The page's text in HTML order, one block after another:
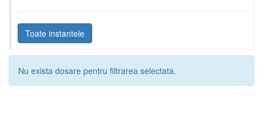
Toate instantele
Nu exista dosare pentru filtrarea selectata.